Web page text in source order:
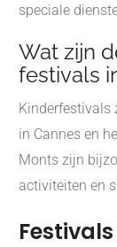
speciale
Wat zijn
festivals
Kinderfestivals
in Cannes en
Monts zijn
activiteiten en